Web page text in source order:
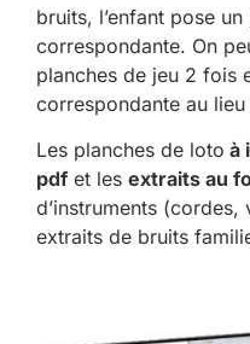
bruits, l’enfant pose
correspondante. On
planches de jeu 2 fois
correspondante au lieu
Les planches de loto à
pdf et les extraits au
d’instruments
extraits de bruits